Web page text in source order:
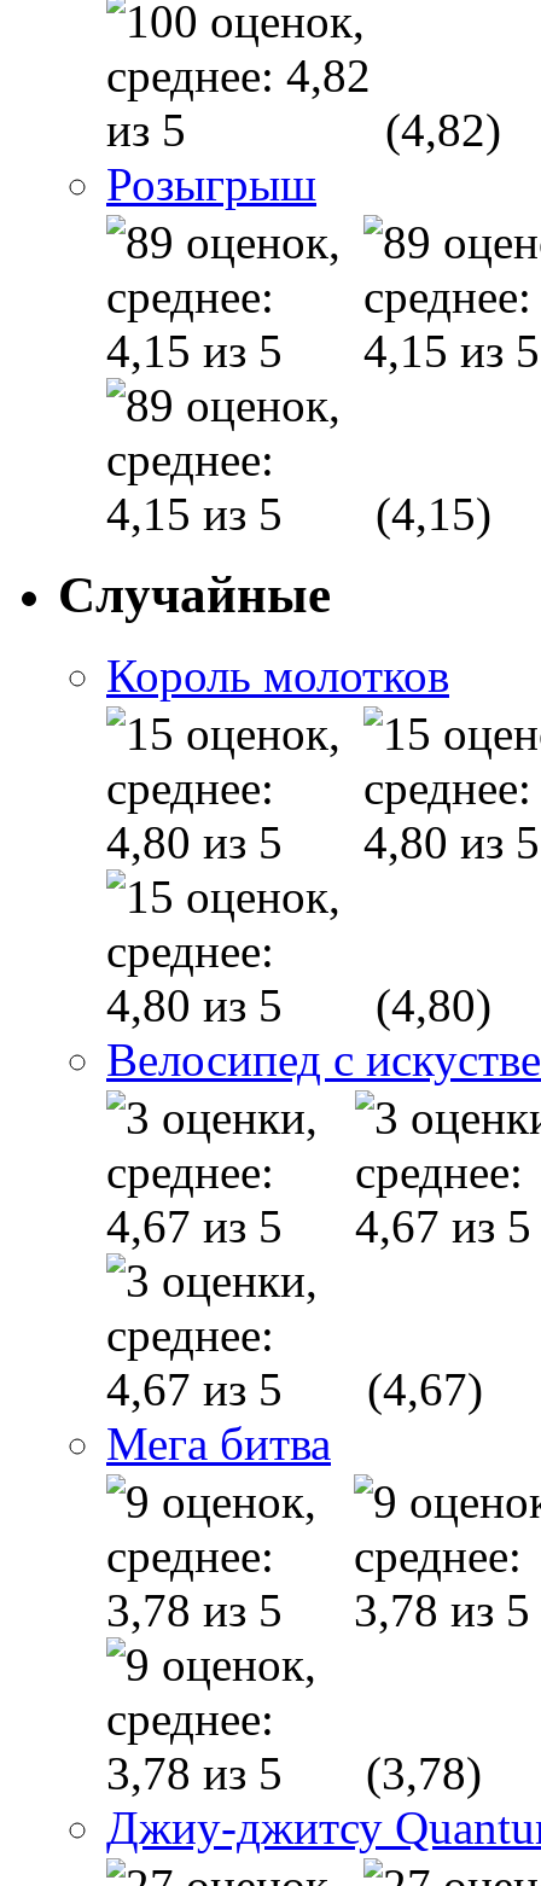
(4,82)
Розыгрыш
(4,15)
Случайные
Король молотков
(4,80)
Велосипед с
(4,67)
Мега битва
(3,78)
Джиу-джитсу